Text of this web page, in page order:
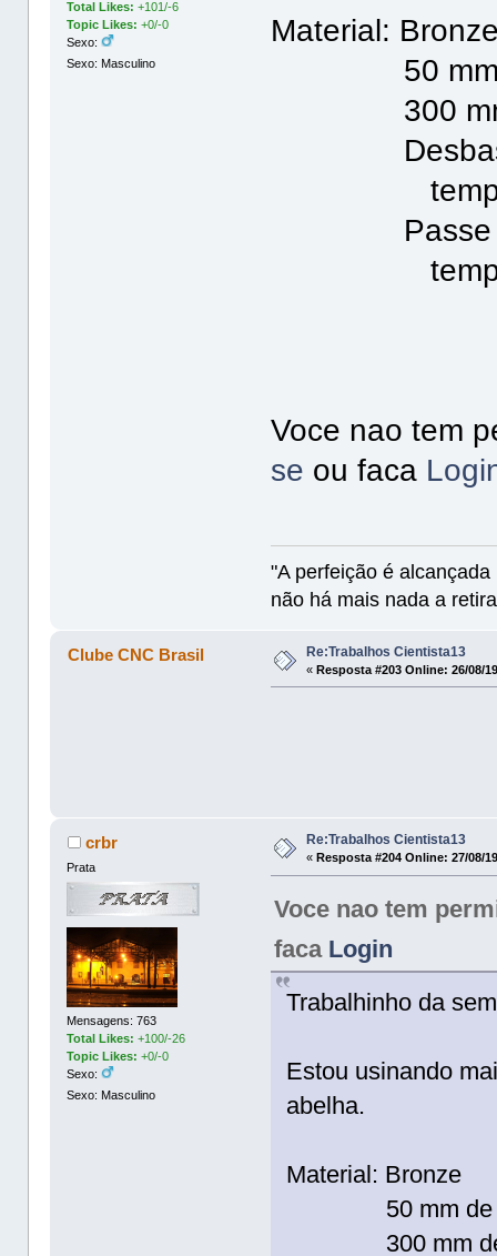
Total Likes:+101/-6
Topic Likes: +0/-0
Sexo:
Sexo: Masculino
Material:
50 mm
300 mm
Desbaste
tempo de
Passe final
tempo de
Voce nao tem
se ou faca
"A perfeição é
não há mais nada a
Clube CNC Brasil Re:Trabalhos Cientista13
«Resposta #203 Online: 26/08/
crbr
Prata
Mensagens: 763
Total Likes:+100/-26
Topic Likes: +0/-0
Sexo:
Sexo: Masculino
Re:Trabalhos Cientista13
«Resposta #204 Online: 27/08/
Voce nao tem
faca Login
Trabalhinho da
Estou usinando
abelha.
Material: Bronze
50 mm de
300 mm de